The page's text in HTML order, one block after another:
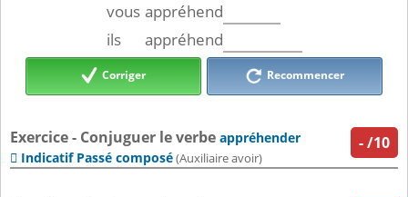
vous appréhend
ils
appréhend
Corriger Recommencer
-/10
Exercice - Conjuguer le verbe appréhender
 Indicatif Passé composé(Auxiliaire avoir)